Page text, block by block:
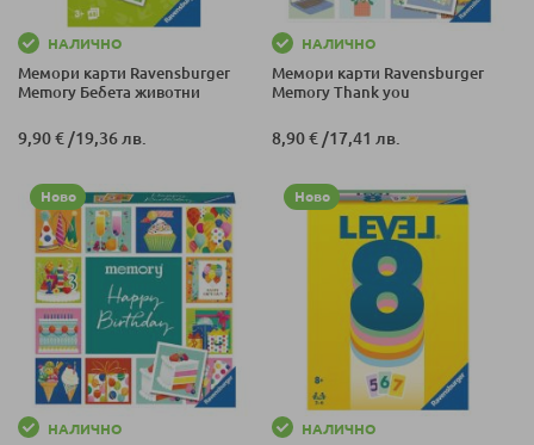
НАЛИЧНО
Мемори карти Ravensburger
Memory Бебета животни
9,90 € /19,36 лв.
НАЛИЧНО
Мемори карти Ravensburger
Memory Thank you
8,90 € /17,41 лв.
Ново
НАЛИЧНО
Ново
НАЛИЧНО